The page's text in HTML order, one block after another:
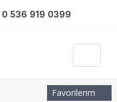
0 536 919 0399
Favorilerim